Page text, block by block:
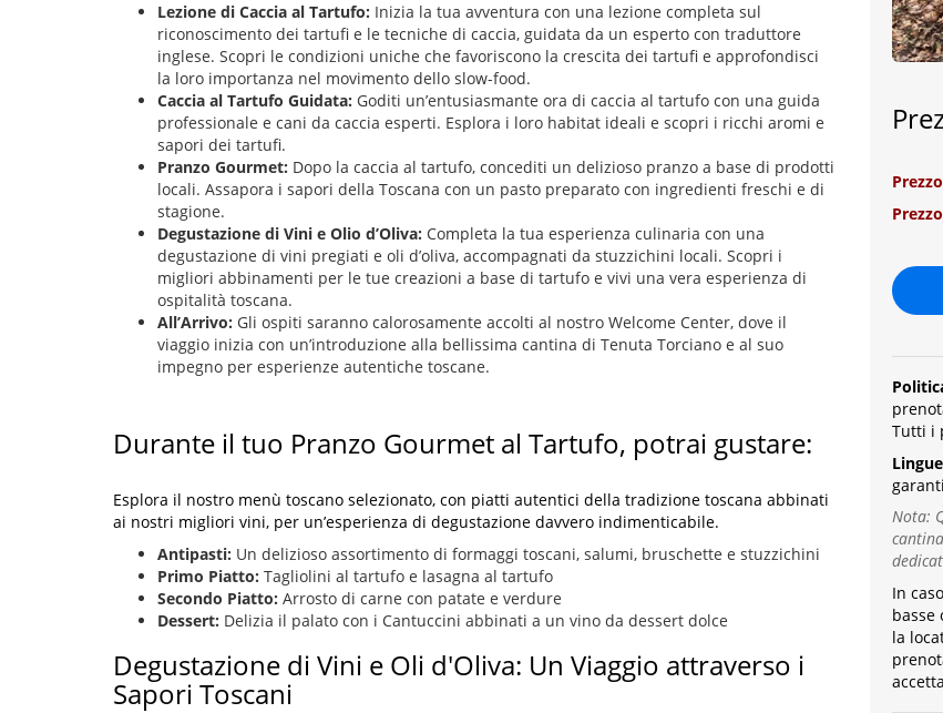
Lezione di Caccia al Tartufo: Inizia la tua avventura con una lezione completa sul
riconoscimento dei tartufi e le tecniche di caccia, guidata da un esperto con traduttore
inglese. Scopri le condizioni uniche che favoriscono la crescita dei tartufi e approfondisci
la loro importanza nel movimento dello slow-food.
Caccia al Tartufo Guidata: Goditi un’entusiasmante ora di caccia al tartufo con una guida
professionale e cani da caccia esperti. Esplora i loro habitat ideali e scopri i ricchi aromi e
sapori dei tartufi.
Pranzo Gourmet: Dopo la caccia al tartufo, concediti un delizioso pranzo a base di prodotti
locali. Assapora i sapori della Toscana con un pasto preparato con ingredienti freschi e di
stagione.
Degustazione di Vini e Olio d’Oliva: Completa la tua esperienza culinaria con una
degustazione di vini pregiati e oli d’oliva, accompagnati da stuzzichini locali. Scopri i
migliori abbinamenti per le tue creazioni a base di tartufo e vivi una vera esperienza di
ospitalità toscana.
All’Arrivo: Gli ospiti saranno calorosamente accolti al nostro Welcome Center, dove il
viaggio inizia con un’introduzione alla bellissima cantina di Tenuta Torciano e al suo
impegno per esperienze autentiche toscane.
Durante il tuo Pranzo Gourmet al Tartufo, potrai gustare:
Esplora il nostro menù toscano selezionato, con piatti autentici della tradizione toscana abbinati
ai nostri migliori vini, per un’esperienza di degustazione davvero indimenticabile.
Antipasti: Un delizioso assortimento di formaggi toscani, salumi, bruschette e stuzzichini
Primo Piatto: Tagliolini al tartufo e lasagna al tartufo
Secondo Piatto: Arrosto di carne con patate e verdure
Dessert: Delizia il palato con i Cantuccini abbinati a un vino da dessert dolce
Degustazione di Vini e Oli d'Oliva: Un Viaggio attraverso i
Sapori Toscani
Tutti i
Nota:
In
basse
la